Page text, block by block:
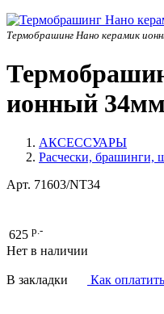
Термобрашинг Нано керамик
ионный 34мм
АКСЕССУАРЫ
Расчески, брашинги,
Арт. 71603/NT34
625 р.-
Нет в наличии
В закладки Как